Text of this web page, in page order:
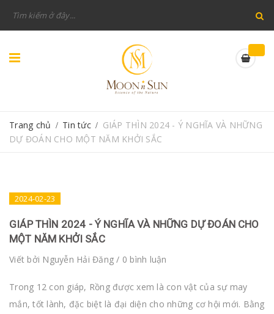
Trang chủ / Tin tức /
GIÁP THÌN 2024 - Ý NGHĨA VÀ NHỮNG
DỰ ĐOÁN CHO MỘT NĂM KHỞI SẮC
2024-02-23
GIÁP THÌN 2024 - Ý NGHĨA VÀ NHỮNG DỰ ĐOÁN CHO
MỘT NĂM KHỞI SẮC
Viết bởi Nguyễn Hải Đăng / 0 bình luận
Trong 12 con giáp, Rồng được xem là con vật của sự may
mắn, tốt lành, đặc biệt là đại diện cho những cơ hội mới. Bằng